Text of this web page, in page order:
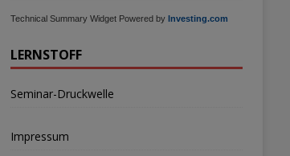
Technical Summary Widget Powered by Investing.com
LERNSTOFF
Seminar-Druckwelle
Impressum